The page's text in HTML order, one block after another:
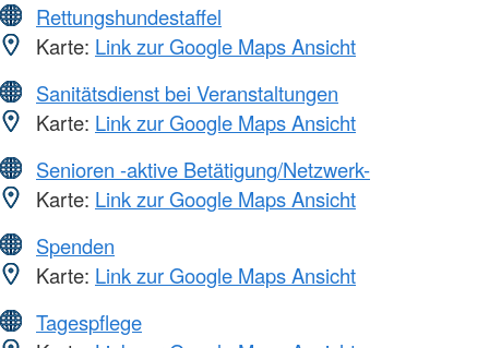
Rettungshundestaffel
Karte: Link zur Google Maps Ansicht
Sanitätsdienst bei Veranstaltungen
Karte: Link zur Google Maps Ansicht
Senioren -aktive Betätigung/Netzwerk-
Karte: Link zur Google Maps Ansicht
Spenden
Karte: Link zur Google Maps Ansicht
Tagespflege